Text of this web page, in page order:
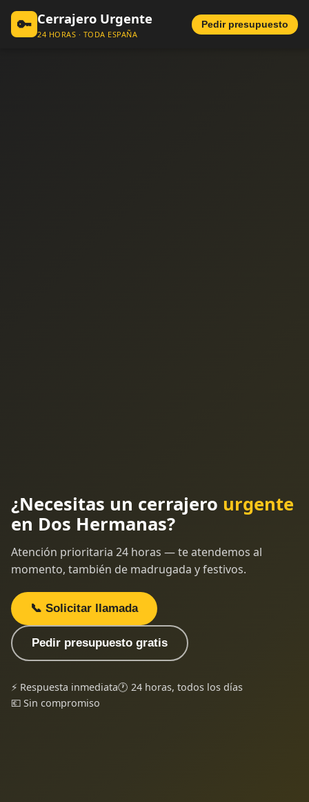
🔑 Cerrajero Urgente
24 HORAS · TODA ESPAÑA
Pedir presupuesto
¿Necesitas un cerrajero urgente
en Dos Hermanas?
Atención prioritaria 24 horas — te atendemos al
momento, también de madrugada y festivos.
📞 Solicitar llamada
Pedir presupuesto gratis
⚡ Respuesta inmediata🕐 24 horas, todos los días
💶 Sin compromiso